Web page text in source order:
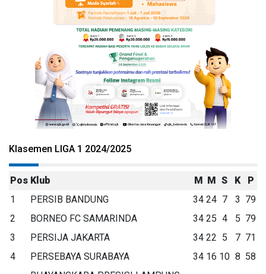
Klasemen LIGA 1 2024/2025
Pos Klub M M S K
P
1
PERSIB BANDUNG 34 24 7 3 79
2
BORNEO FC SAMARINDA 34 25 4 5 79
3
PERSIJA JAKARTA 34 22 5 7 71
4
PERSEBAYA SURABAYA 34 16 10 8 58